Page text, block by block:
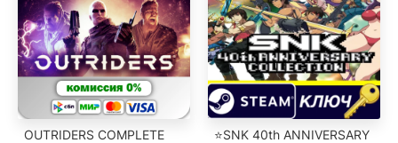
OUTRIDERS COMPLETE
⭐SNK 40th ANNIVERSARY